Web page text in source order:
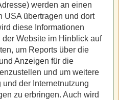
werden an einen
USA übertragen und dort
diese Informationen
Website im Hinblick auf
um Reports über die
Anzeigen für die
und um weitere
der Internetnutzung
zu erbringen. Auch wird